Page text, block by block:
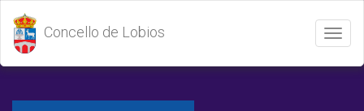
Abrir
/
Cerrar
Concello de Lobios